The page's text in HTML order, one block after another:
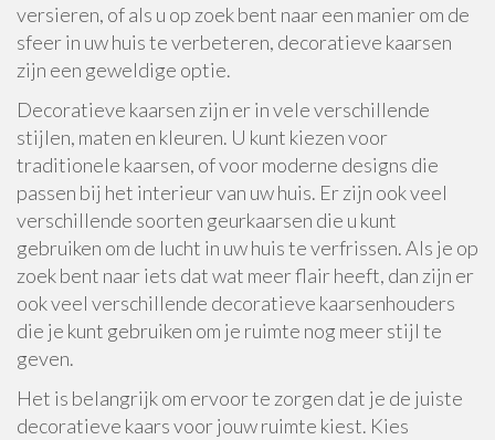
versieren, of als u op zoek bent naar een manier om de
sfeer in uw huis te verbeteren, decoratieve kaarsen
zijn een geweldige optie.
Decoratieve kaarsen zijn er in vele verschillende
stijlen, maten en kleuren. U kunt kiezen voor
traditionele kaarsen, of voor moderne designs die
passen bij het interieur van uw huis. Er zijn ook veel
verschillende soorten geurkaarsen die u kunt
gebruiken om de lucht in uw huis te verfrissen. Als je op
zoek bent naar iets dat wat meer flair heeft, dan zijn er
ook veel verschillende decoratieve kaarsenhouders
die je kunt gebruiken om je ruimte nog meer stijl te
geven.
Het is belangrijk om ervoor te zorgen dat je de juiste
decoratieve kaars voor jouw ruimte kiest. Kies